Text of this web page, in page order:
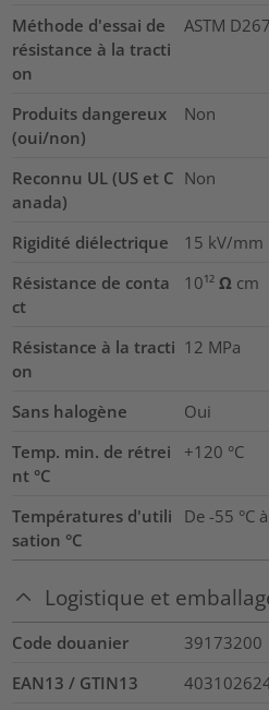
Méthode d'essai de
résistance à la tracti
on
ASTM
Produits dangereux
(oui/non)
Non
Reconnu UL (US et C
anada)
Non
Rigidité diélectrique 15 kV/mm
Résistance de conta
ct
10¹² Ω cm
Résistance à la tracti
on
12 MPa
Sans halogène
Oui
Temp. min. de rétrei
nt °C
+120 °C
Températures d'utili
sation °C
De -55 °C
Logistique et
Code douanier
39173200
EAN13 / GTIN13